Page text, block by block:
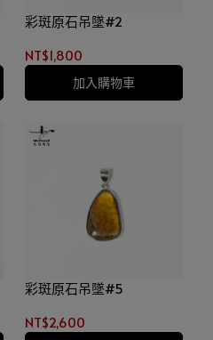
彩斑原石吊墜#2
NT$1,800
加入購物車
彩斑原石吊墜#5
NT$2,600